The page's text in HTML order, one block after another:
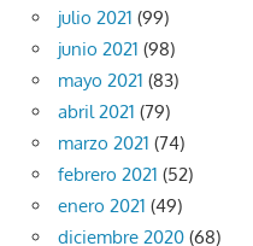
julio 2021 (99)
junio 2021 (98)
mayo 2021 (83)
abril 2021 (79)
marzo 2021 (74)
febrero 2021 (52)
enero 2021 (49)
diciembre 2020 (68)